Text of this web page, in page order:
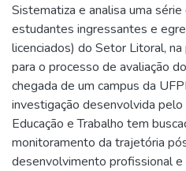
Sistematiza e analisa uma
estudantes ingressantes e
licenciados) do Setor Litoral,
para o processo de avaliação
chegada de um campus da
investigação desenvolvida
Educação e Trabalho tem
monitoramento da trajetória
desenvolvimento profissional e